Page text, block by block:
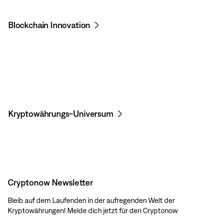
Blockchain Innovation
Kryptowährungs-Universum
Cryptonow Newsletter
Bleib auf dem Laufenden in der aufregenden Welt der
Kryptowährungen! Melde dich jetzt für den Cryptonow